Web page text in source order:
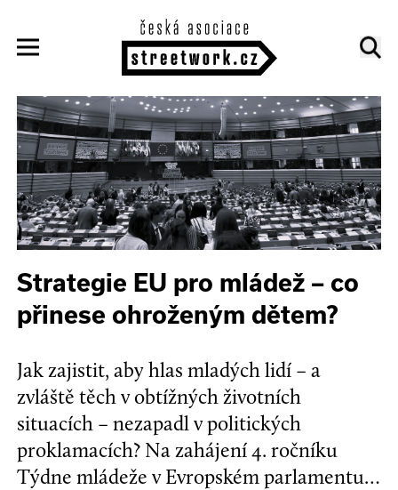
Strategie EU pro mládež – co
přinese ohroženým dětem?
Jak zajistit, aby hlas mladých lidí – a
zvláště těch v obtížných životních
situacích – nezapadl v politických
proklamacích? Na zahájení 4. ročníku
Týdne mládeže v Evropském parlamentu v